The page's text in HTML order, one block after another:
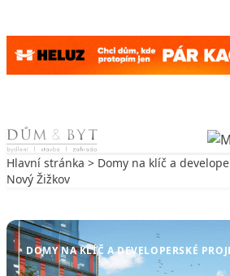
Skip to content
Hlavní stránka > Domy na klíč a
Nový Žižkov
DOMY NA KLÍČ A DEVELOPERSKÉ